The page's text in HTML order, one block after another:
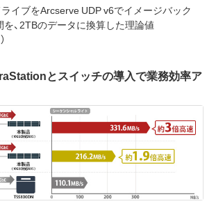
イブをArcserve UDP v6でイメージバック
、2TBのデータに換算した理論値
とスイッチの導入で業務効率ア